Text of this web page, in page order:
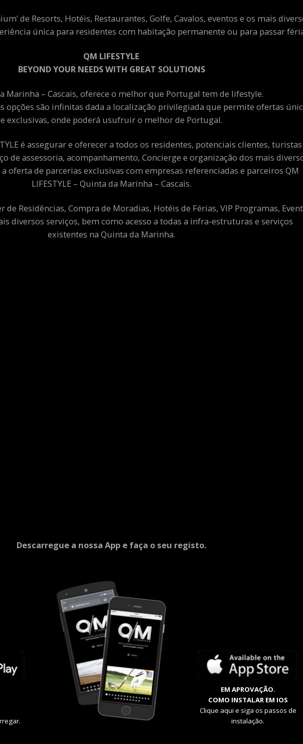
de Resorts, Hotéis, Restaurantes, Golfe, Cavalos, eventos e os mais
única para residentes com habitação permanente ou para passar
QM LIFESTYLE
BEYOND YOUR NEEDS WITH GREAT SOLUTIONS
Marinha – Cascais, oferece o melhor que Portugal tem de lifestyle.
opções são infinitas dada a localização privilegiada que permite ofertas
e exclusivas, onde poderá usufruir o melhor de Portugal.
é assegurar e oferecer a todos os residentes, potenciais clientes, turistas
de assessoria, acompanhamento, Concierge e organização dos mais
oferta de parcerias exclusivas com empresas referenciadas e parceiros QM
LIFESTYLE – Quinta da Marinha – Cascais.
de Residências, Compra de Moradias, Hotéis de Férias, VIP Programas,
diversos serviços, bem como acesso a todas a infra-estruturas e serviços
existentes na Quinta da Marinha.
Descarregue a nossa App e faça o seu registo.
EM APROVAÇÃO.
COMO INSTALAR EM IOS
Clique aqui e siga os passos de
instalação.